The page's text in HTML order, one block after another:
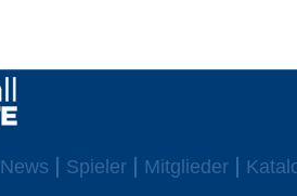
News Spieler Mitglieder